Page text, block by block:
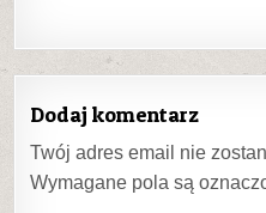
Dodaj komentarz
Twój adres email nie
Wymagane pola są